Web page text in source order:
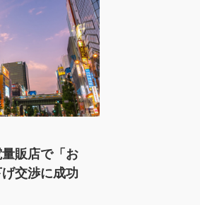
販店で「お
交渉に成功